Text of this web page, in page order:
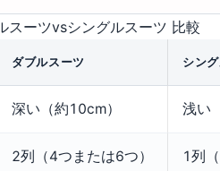
スーツvsシングルスーツ 比較
ダブルスーツ シン
深い（約10cm） 浅い
2列（4つまたは6つ） 1列